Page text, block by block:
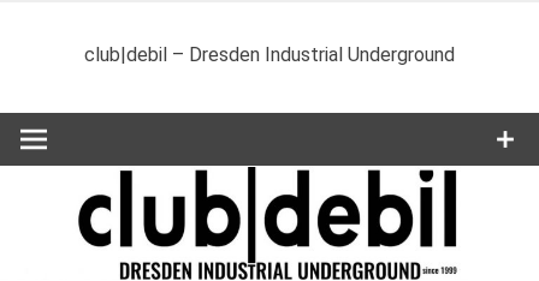
club|debil – Dresden Industrial Underground